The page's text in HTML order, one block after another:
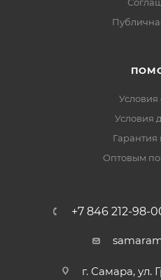
Условия
Условия
Гарантия
Оптовым
+7 846 212-98-
г. Самара, ул.